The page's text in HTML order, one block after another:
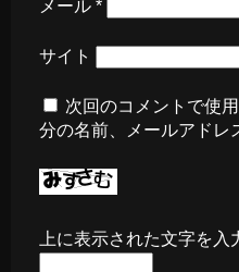
メール *
サイト
次回のコメントで使
分の名前、メールアドレ
上に表示された文字を入